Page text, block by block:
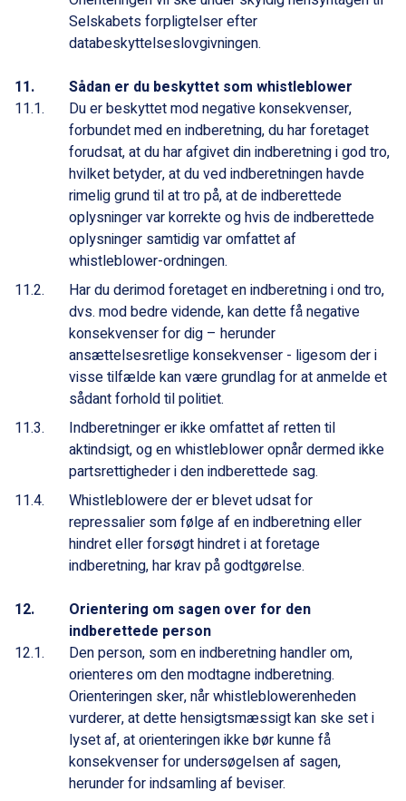
Selskabets forpligtelser efter
databeskyttelseslovgivningen.
Sådan er du beskyttet som whistleblower
Du er beskyttet mod negative konsekvenser,
forbundet med en indberetning, du har foretaget
forudsat, at du har afgivet din indberetning i god tro,
hvilket betyder, at du ved indberetningen havde
rimelig grund til at tro på, at de indberettede
oplysninger var korrekte og hvis de indberettede
oplysninger samtidig var omfattet af
whistleblower-ordningen.
Har du derimod foretaget en indberetning i ond tro,
dvs. mod bedre vidende, kan dette få negative
konsekvenser for dig – herunder
ansættelsesretlige konsekvenser - ligesom der i
visse tilfælde kan være grundlag for at anmelde et
sådant forhold til politiet.
Indberetninger er ikke omfattet af retten til
aktindsigt, og en whistleblower opnår dermed ikke
partsrettigheder i den indberettede sag.
Whistleblowere der er blevet udsat for
repressalier som følge af en indberetning eller
hindret eller forsøgt hindret i at foretage
indberetning, har krav på godtgørelse.
Orientering om sagen over for den
indberettede person
Den person, som en indberetning handler om,
orienteres om den modtagne indberetning.
Orienteringen sker, når whistleblowerenheden
vurderer, at dette hensigtsmæssigt kan ske set i
lyset af, at orienteringen ikke bør kunne få
konsekvenser for undersøgelsen af sagen,
herunder for indsamling af beviser.